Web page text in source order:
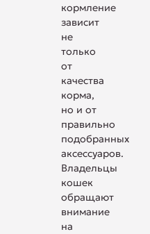
кормление
зависит
не
только
от
качества
корма,
но и от
правильно
подобранных
аксессуаров.
Владельцы
кошек
обращают
внимание
на